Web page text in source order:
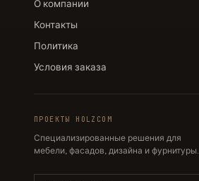
О компании
Контакты
Политика
Условия заказа
ПРОЕКТЫ HOLZCOM
Специализированные решения для
мебели, фасадов, дизайна и фурнитуры.